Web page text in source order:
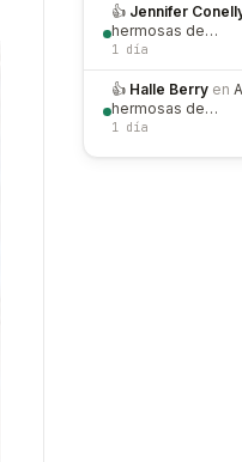
👍 Jennifer
hermosas de…
1 día
👍 Halle Berry en
hermosas de…
1 día